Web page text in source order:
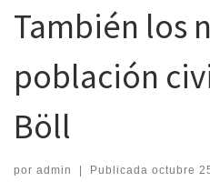
También los
población
Böll
por admin | Publicada octubre